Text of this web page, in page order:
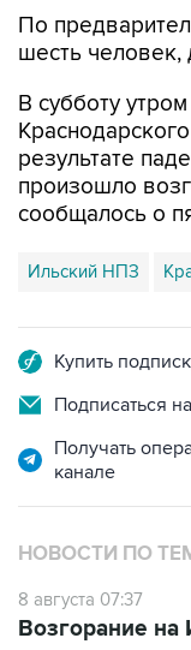
По
шесть человек,
В субботу
результате
произошло
сообщалось о
Ильский НПЗ
Купить
Подписаться
Получать
канале
НОВОСТИ ПО
8 августа 07:37
Возгорание